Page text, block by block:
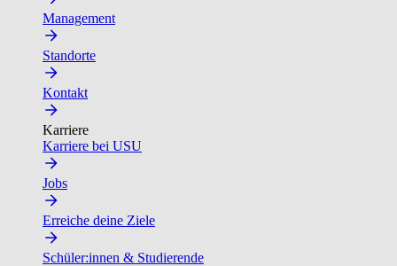
Management
Standorte
Kontakt
Karriere
Karriere bei USU
Jobs
Erreiche deine Ziele
Schüler:innen & Studierende